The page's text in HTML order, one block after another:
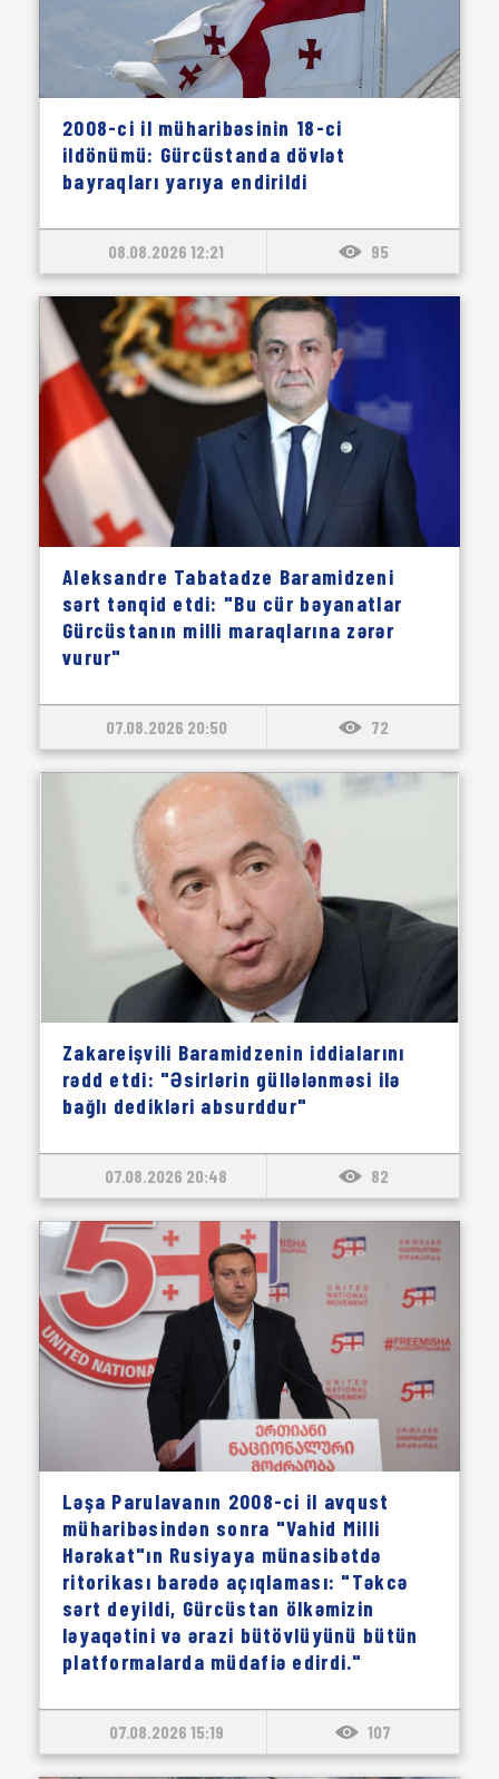
2008-ci il müharibəsinin 18-ci
ildönümü: Gürcüstanda dövlət
bayraqları yarıya endirildi
08.08.2026 12:21 95
Aleksandre Tabatadze Baramidzeni
sərt tənqid etdi: "Bu cür bəyanatlar
Gürcüstanın milli maraqlarına zərər
vurur"
07.08.2026 20:50 72
Zakareişvili Baramidzenin iddialarını
rədd etdi: "Əsirlərin güllələnməsi ilə
bağlı dedikləri absurddur"
07.08.2026 20:48 82
Ləşa Parulavanın 2008-ci il avqust
müharibəsindən sonra "Vahid Milli
Hərəkat"ın Rusiyaya münasibətdə
ritorikası barədə açıqlaması: "Təkcə
sərt deyildi, Gürcüstan ölkəmizin
ləyaqətini və ərazi bütövlüyünü bütün
platformalarda müdafiə edirdi."
07.08.2026 15:19 107